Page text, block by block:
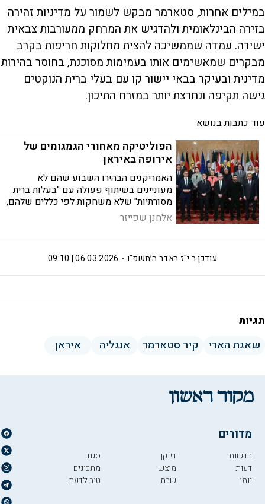
במילים אחרות, סטארמר מבקש לשמור על מדיניות זהירה
בזירה הבינלאומית ולהדגיש את המרחק ממעורבות צבאית
ישירה. עמדה שממשיכה להצית מחלוקות חריפות בקרב
מבקרים שמאשימים אותו בעמימות מסוכנת, בחוסר בהירות
מדינית ובעיקר בבאי יישור קו עם בעלי ברית הנוקטים
גישה תקיפה ונחרצת יותר במזרח התיכון.
עוד כתבות בנושא
הפוליטיקה מאחורי הגמגומים של
אירופה באיראן
האמריקנים הבהירו השבוע שהם לא
מעוניינים בשיתוף פעולה עם "בעלות ברית
מסורתיות" שלא משחקות לפי כללים שלהם,
במסר ברור ליבשת הישנה | כך נראה המצב
באירופה
אלחנן שפייזר
י"ז באדר ה׳תשפ"ו 06.03.2026 | 09:10 עודכן ב
תגיות
שאגת הארי קיר סטארמר אנגליה איראן
מדורים
חדשות
דעות
יומן
דיוקן
מוצש
שבת
סגנון
מתכונים
טוב לדעת